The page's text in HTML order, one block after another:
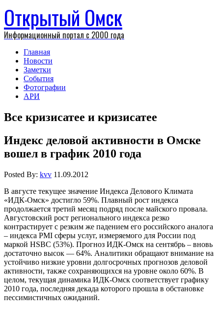
Открытый Омск
Информационный портал с 2000 года
Главная
Новости
Заметки
События
Фотографии
АРИ
Все кризисатее и кризисатее
Индекс деловой активности в Омске
вошел в график 2010 года
Posted By: kvv 11.09.2012
В августе текущее значение Индекса Делового Климата
«ИДК-Омск» достигло 59%. Плавный рост индекса
продолжается третий месяц подряд после майского провала.
Августовский рост регионального индекса резко
контрастирует с резким же падением его российского аналога
– индекса PMI сферы услуг, измеряемого для России под
маркой HSBC (53%). Прогноз ИДК-Омск на сентябрь – вновь
достаточно высок — 64%. Аналитики обращают внимание на
устойчиво низкие уровни долгосрочных прогнозов деловой
активности, также сохраняющихся на уровне около 60%. В
целом, текущая динамика ИДК-Омск соответствует графику
2010 года, последняя декада которого прошла в обстановке
пессимистичных ожиданий.